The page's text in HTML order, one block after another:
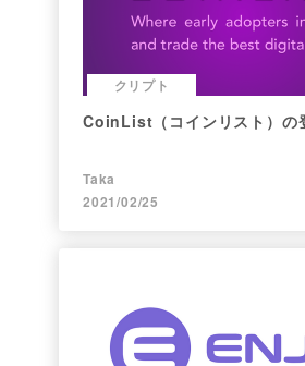
クリプト
CoinList（コインリスト）の
Taka
2021/02/25